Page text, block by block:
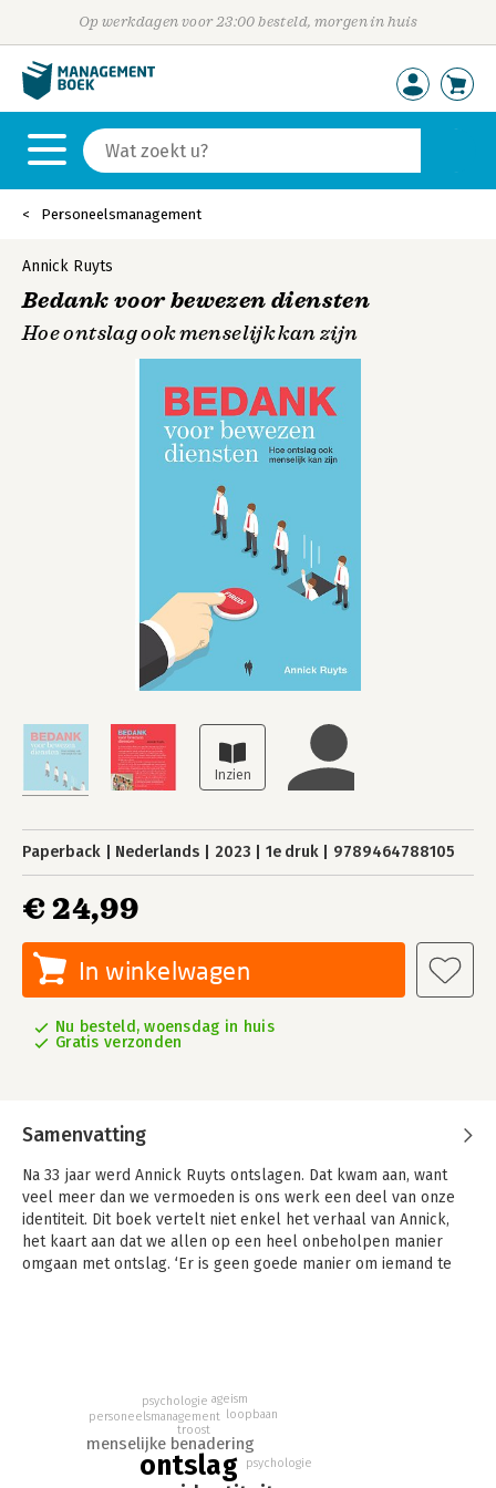
Op werkdagen voor 23:00 besteld, morgen in huis
Personeelsmanagement
Annick Ruyts
Bedank voor bewezen diensten
Hoe ontslag ook menselijk kan zijn
Paperback Nederlands 2023 1e druk 9789464788105
€ 24,99
In winkelwagen
Nu besteld, woensdag in huis
Gratis verzonden
Samenvatting
Na 33 jaar werd Annick Ruyts ontslagen. Dat kwam aan, want
veel meer dan we vermoeden is ons werk een deel van onze
identiteit. Dit boek vertelt niet enkel het verhaal van Annick,
het kaart aan dat we allen op een heel onbeholpen manier
omgaan met ontslag. ‘Er is geen goede manier om iemand te
gaat met het verlies van werk en vindt ze antwoorden op de
vraag waarom mensen er soms zo ontzettend onder lijden –
ook al lopen er veel andere zaken wel goed in hun leven. Dit
boek wil mensen die met ontslag te maken hebben een stem
geven. Het wil werkgevers tips geven om dat laatste gesprek
ontslag
menselijke benadering
troost
personeelsmanagement
psychologie ageism
loopbaan
psychologie